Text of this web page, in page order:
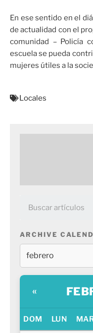
En ese sentido en el
de actualidad con el
comunidad – Policía
escuela se pueda
mujeres útiles a la
Locales
ARCHIVE
«
DOM LUN